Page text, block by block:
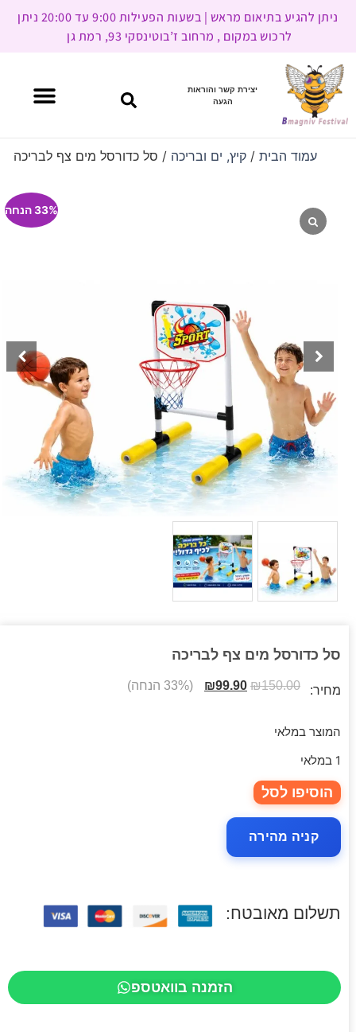
ניתן להגיע בתיאום מראש | בשעות הפעילות 9:00 עד 20:00 ניתן
לרכוש במקום , מרחוב ז’בוטינסקי 93, רמת גן
יצירת קשר והוראות
הגעה
עמוד הבית/ קיץ, ים ובריכה / סל כדורסל מים צף לבריכה
33% הנחה
סל כדורסל מים צף לבריכה
מחיר: ₪150.00
₪99.90 (33% הנחה)
המוצר במלאי
1 במלאי
הוסיפו לסל
קניה מהירה
תשלום מאובטח:
הזמנה בוואטספ